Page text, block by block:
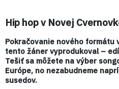
Hip hop v Novej
Pokračovanie nového formátu
tento žáner vyprodukoval –
Tešiť sa môžete na výber
Európe, no nezabudneme
susedov.